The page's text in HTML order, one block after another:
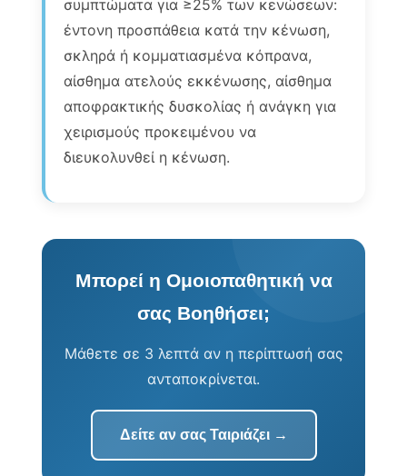
συμπτώματα για ≥25% των κενώσεων:
έντονη προσπάθεια κατά την κένωση,
σκληρά ή κομματιασμένα κόπρανα,
αίσθημα ατελούς εκκένωσης, αίσθημα
αποφρακτικής δυσκολίας ή ανάγκη για
χειρισμούς προκειμένου να
διευκολυνθεί η κένωση.
Μπορεί η Ομοιοπαθητική να
σας Βοηθήσει;
Μάθετε σε 3 λεπτά αν η περίπτωσή σας
ανταποκρίνεται.
Δείτε αν σας Ταιριάζει →